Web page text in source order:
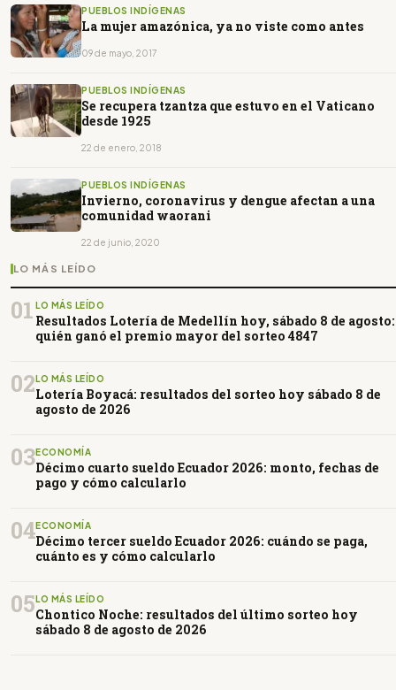
PUEBLOS INDÍGENAS
La mujer amazónica, ya no viste como antes
09 de mayo, 2017
PUEBLOS INDÍGENAS
Se recupera tzantza que estuvo en el Vaticano
desde 1925
22 de enero, 2018
PUEBLOS INDÍGENAS
Invierno, coronavirus y dengue afectan a una
comunidad waorani
22 de junio, 2020
LO MÁS LEÍDO
01 LO MÁS LEÍDO
Resultados Lotería de Medellín hoy, sábado 8 de agosto:
quién ganó el premio mayor del sorteo 4847
02LO MÁS LEÍDO
Lotería Boyacá: resultados del sorteo hoy sábado 8 de
agosto de 2026
03ECONOMÍA
Décimo cuarto sueldo Ecuador 2026: monto, fechas de
pago y cómo calcularlo
04ECONOMÍA
Décimo tercer sueldo Ecuador 2026: cuándo se paga,
cuánto es y cómo calcularlo
05LO MÁS LEÍDO
Chontico Noche: resultados del último sorteo hoy
sábado 8 de agosto de 2026